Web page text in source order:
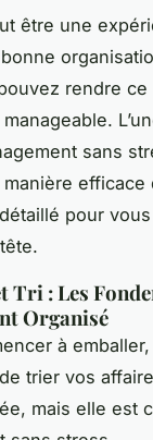
être une
rendre ce
sans
efficace
pour
Tri : Les
Organisé
à
trier vos
mais elle est